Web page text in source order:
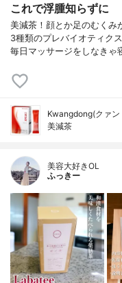
これで浮腫知らずに
美減茶！顔とか足のむくみ
3種類のプレバイオティク
毎日マッサージをしなきゃ
Kwangdong(クァン
美減茶
美容大好きOL
ふっきー